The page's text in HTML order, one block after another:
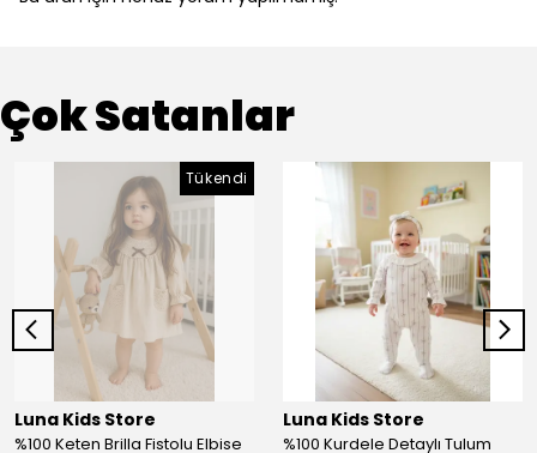
Çok Satanlar
Tükendi
Luna Kids Store
%100 Keten Brilla Fistolu Elbise
Luna Kids Store
%100 Kurdele Detaylı Tulum